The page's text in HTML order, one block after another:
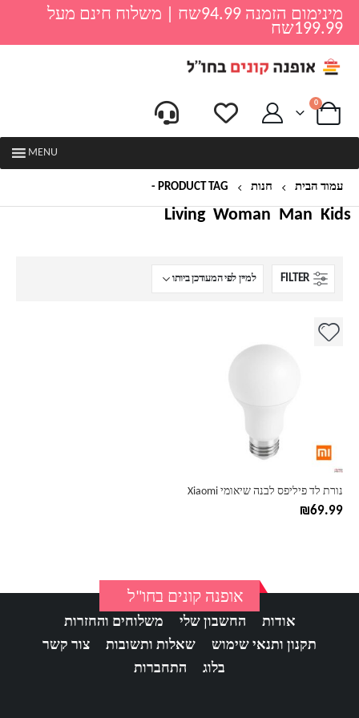
מינימום הזמנה 94.99שח | משלוח חינם מעל
199.99שח
0
MENU
עמוד הבית חנות PRODUCT TAG -
Kids
Man
Woman
Living
FILTER
נורת לד פיליפס לבנה שיאומי Xiaomi
₪69.99
אופנה קונים בחו"ל
אודות החשבון שלי
משלוחים והחזרות
תקנון ותנאי שימוש
שאלות ותשובות
צור קשר
בלוג
התחברות